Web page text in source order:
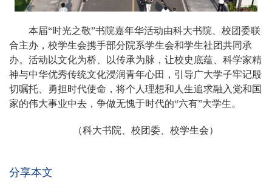
本届“时光之敬”书院嘉年华活动由科大书院、校团委联
合主办，校学生会携手部分院系学生会和学生社团共同承
办。活动以文化为桥、以传承为脉，让校史底蕴、科学家精
神与中华优秀传统文化浸润青年心田，引导广大学子牢记殷
切嘱托、勇担时代使命，将个人理想和人生追求融入党和国
家的伟大事业中去，争做无愧于时代的“六有”大学生。
（科大书院、校团委、校学生会）
分享本文